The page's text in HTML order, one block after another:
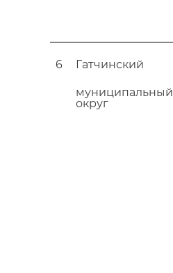
6 Гатчинский
муниципальный
округ